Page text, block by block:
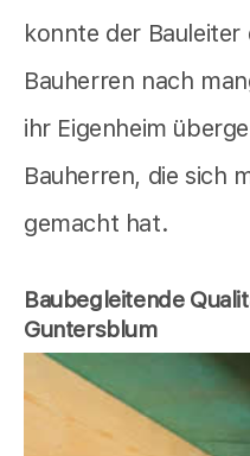
konnte der Bauleiter
Bauherren nach
ihr Eigenheim
Bauherren, die sich
gemacht hat.
Baubegleitende
Guntersblum